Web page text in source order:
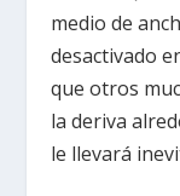
medio de
desactivado
que otros
la deriva
le llevará